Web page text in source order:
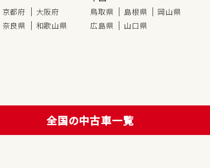
京都府
大阪府
奈良県 和歌山県
鳥取県 島根県
岡山県
広島県
山口県
全国の中古車一覧